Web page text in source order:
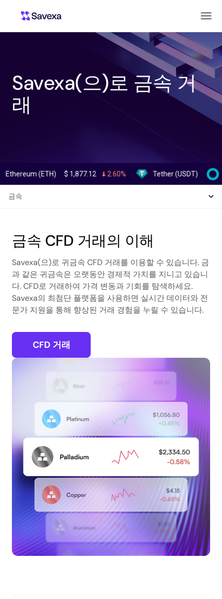
Savexa(으)로 금속 거
래
(ETH) $1,877.12 2.60% Tether (USDT) $0.999143
금속
금속 CFD 거래의 이해
Savexa(으)로 귀금속 CFD 거래를 이용할 수 있습니다. 금
과 같은 귀금속은 오랫동안 경제적 가치를 지니고 있습니
다. CFD로 거래하여 가격 변동과 기회를 탐색하세요.
Savexa의 최첨단 플랫폼을 사용하면 실시간 데이터와 전
문가 지원을 통해 향상된 거래 경험을 누릴 수 있습니다.
CFD 거래